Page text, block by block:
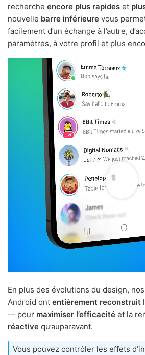
recherche encore plus rapides et
nouvelle barre inférieure vous
facilement d’un échange à l’autre,
paramètres, à votre profil et plus
En plus des évolutions du design,
Android ont entièrement reconstruit
— pour maximiser l’efficacité et la
réactive qu’auparavant.
Vous pouvez contrôler les effets